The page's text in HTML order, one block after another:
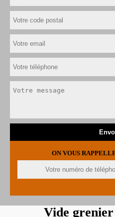
ON VOUS
Vide